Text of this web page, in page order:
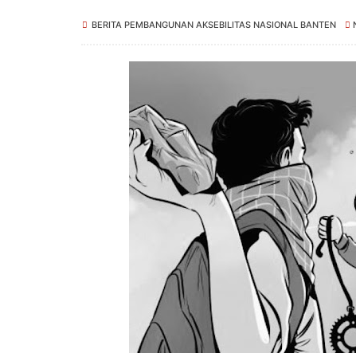
BERITA PEMBANGUNAN AKSEBILITAS NASIONAL BANTEN